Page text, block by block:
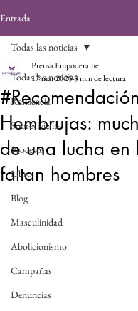
Entrada
Todas las noticias
Resiliencia
Sobreviviente
Procesos
Libro
Blog
Masculinidad
Abolicionismo
Campañas
Denuncias
Todas las noticias
Hembrujas:
de una lucha en
faltan hombres
Prensa Empoderame
17 mar 20253 min de lectura